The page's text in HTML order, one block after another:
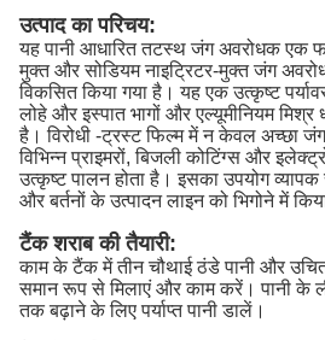
उत्पाद का परिचय:
यह पानी आधारित तटस्थ जंग अवरोधक एक
मुक्त और सोडियम नाइट्रिटर-मुक्त जंग
विकसित किया गया है। यह एक उत्कृष्ट
लोहे और इस्पात भागों और एल्यूमीनियम
है। विरोधी -ट्रस्ट फिल्म में न केवल अच्छा जंग
विभिन्न प्राइमरों, बिजली कोटिंग्स और
उत्कृष्ट पालन होता है। इसका उपयोग
और बर्तनों के उत्पादन लाइन को भिगोने में
टैंक शराब की तैयारी:
काम के टैंक में तीन चौथाई ठंडे पानी और उचित
समान रूप से मिलाएं और काम करें। पानी के
तक बढ़ाने के लिए पर्याप्त पानी डालें।